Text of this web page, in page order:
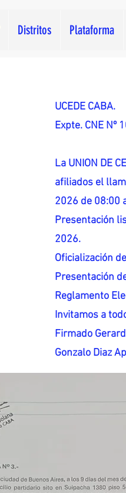
Distritos Plataforma
UCEDE CABA.
Expte. CNE Nº
La UNION DE
afiliados el
2026 de 08:00
Presentación
2026.
Oficialización
Presentación
Reglamento
Invitamos a
Firmado
Gonzalo Diaz